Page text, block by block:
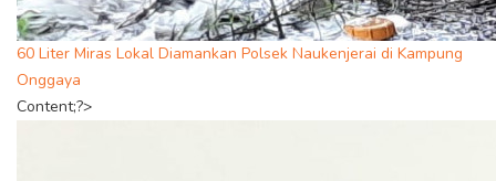
60 Liter Miras Lokal Diamankan Polsek Naukenjerai di Kampung
Onggaya
Content;?>